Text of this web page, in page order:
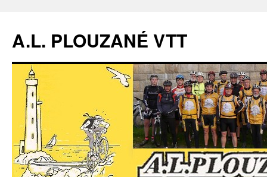
A.L. PLOUZANÉ VTT